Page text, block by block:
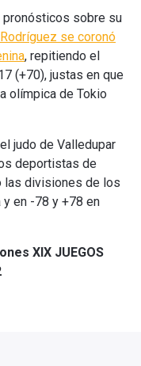
pronósticos sobre su
se coronó
, repitiendo el
(+70), justas en que
olímpica de Tokio
judo de Valledupar
deportistas de
las divisiones de los
y en -78 y +78 en
XIX JUEGOS